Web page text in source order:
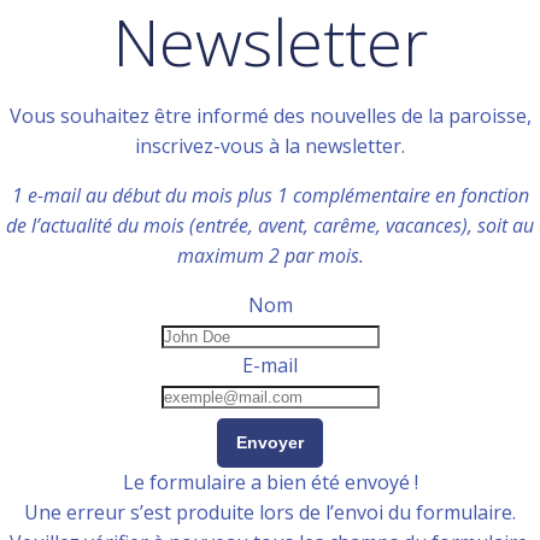
Newsletter
Vous souhaitez être informé des nouvelles de la paroisse,
inscrivez-vous à la newsletter.
1 e-mail au début du mois plus 1 complémentaire en fonction
de l’actualité du mois (entrée, avent, carême, vacances), soit au
maximum 2 par mois.
Nom
E-mail
Envoyer
Le formulaire a bien été envoyé !
Une erreur s’est produite lors de l’envoi du formulaire.